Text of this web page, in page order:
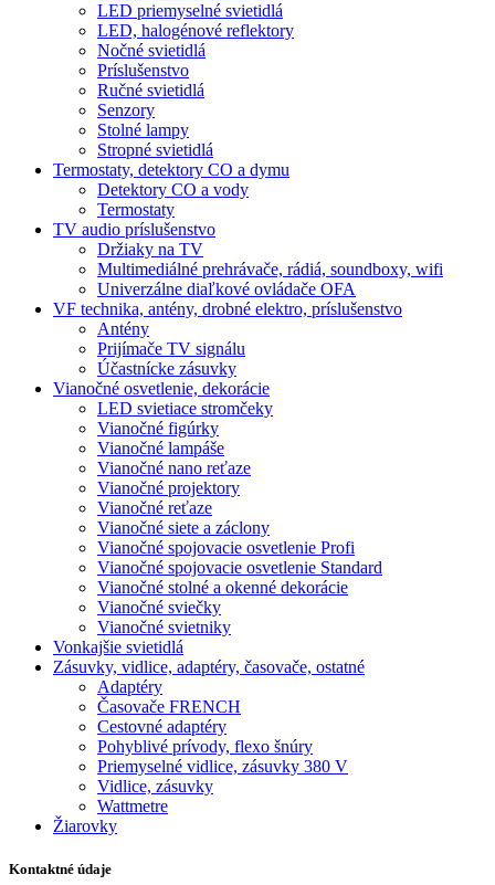
LED priemyselné svietidlá
LED, halogénové reflektory
Nočné svietidlá
Príslušenstvo
Ručné svietidlá
Senzory
Stolné lampy
Stropné svietidlá
Termostaty, detektory CO a dymu
Detektory CO a vody
Termostaty
TV audio príslušenstvo
Držiaky na TV
Multimediálné prehrávače, rádiá, soundboxy, wifi
Univerzálne diaľkové ovládače OFA
VF technika, antény, drobné elektro, príslušenstvo
Antény
Prijímače TV signálu
Účastnícke zásuvky
Vianočné osvetlenie, dekorácie
LED svietiace stromčeky
Vianočné figúrky
Vianočné lampáše
Vianočné nano reťaze
Vianočné projektory
Vianočné reťaze
Vianočné siete a záclony
Vianočné spojovacie osvetlenie Profi
Vianočné spojovacie osvetlenie Standard
Vianočné stolné a okenné dekorácie
Vianočné sviečky
Vianočné svietniky
Vonkajšie svietidlá
Zásuvky, vidlice, adaptéry, časovače, ostatné
Adaptéry
Časovače FRENCH
Cestovné adaptéry
Pohyblivé prívody, flexo šnúry
Priemyselné vidlice, zásuvky 380 V
Vidlice, zásuvky
Wattmetre
Žiarovky
Kontaktné údaje